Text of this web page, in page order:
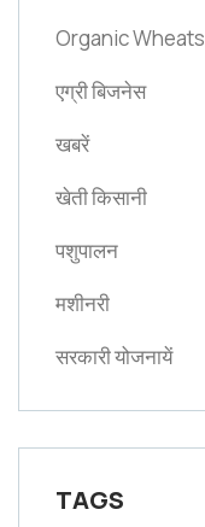
Organic Wheats
एग्री बिजनेस
खबरें
खेती किसानी
पशुपालन
मशीनरी
सरकारी योजनायें
TAGS